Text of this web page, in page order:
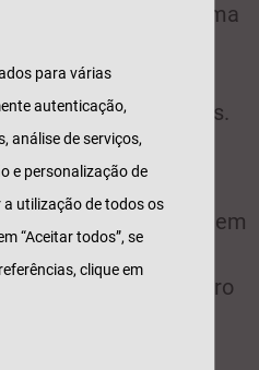
de usufruírem de uma
os clientes
de um vale
outras vantagens.
a duração de 3
em diversos sites
e económicos, em
através de ações de
como suporte o micro
para várias
autenticação,
análise de serviços,
e personalização de
utilização de todos os
“Aceitar todos”, se
clique em